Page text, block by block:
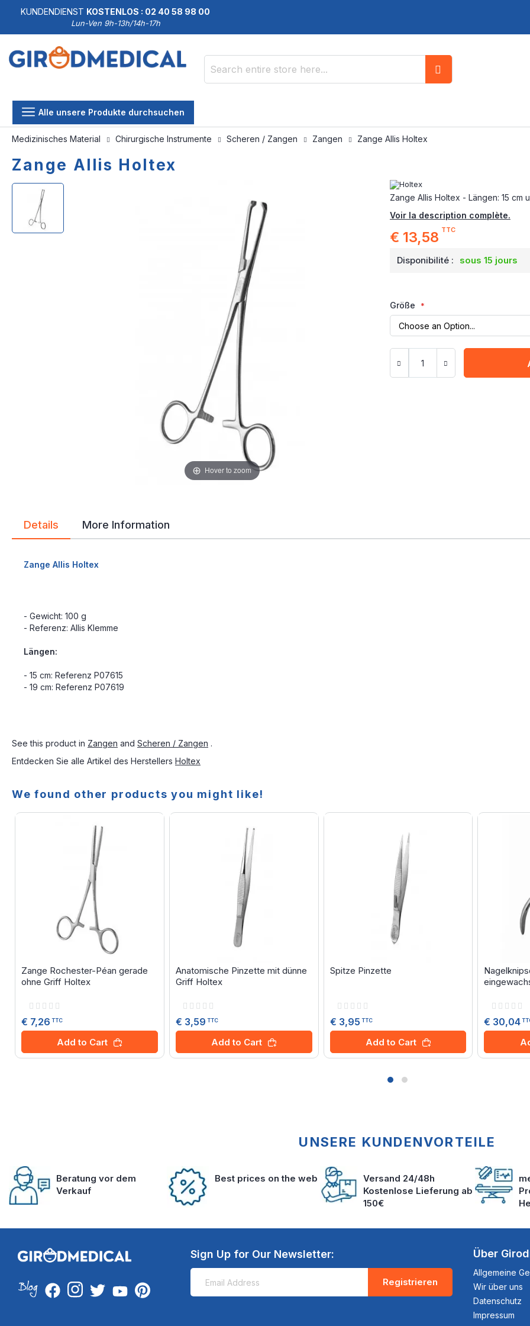
KUNDENDIENST KOSTENLOS : 02 40 58 98 00
Lun-Ven 9h-13h/14h-17h
Alle unsere Produkte durchsuchen
Medizinisches Material Chirurgische Instrumente Scheren / Zangen Zangen Zange Allis Holtex
Zange Allis Holtex
Zange Allis Holtex - Längen: 15 cm
Voir la description complète.
€ 13,58 TTC
Disponibilité : sous 15 jours
Größe
Skip
of
Skip
beginning
of
Hover to zoom
Details
Zange Allis Holtex
- Gewicht: 100 g
- Referenz: Allis Klemme
Längen:
- 15 cm: Referenz P07615
- 19 cm: Referenz P07619
More Information
See this product in Zangen and Scheren / Zangen .
Entdecken Sie alle Artikel des Herstellers Holtex
We found other products you might like!
Zange Rochester-Péan gerade
ohne Griff Holtex
Rating:
€ 7,26 TTC
Add to Cart
Anatomische Pinzette mit dünne
Griff Holtex
Rating:
€ 3,59 TTC
Add to Cart
Spitze Pinzette
Rating:
€ 3,95 TTC
Add to Cart
Rating:
€ 30,04
UNSERE KUNDENVORTEILE
Beratung vor dem
Verkauf
Best prices on the web
Versand 24/48h
Kostenlose Lieferung ab
150€
Sign Up for Our Newsletter:
Registrieren
Über
Allgemeine
Wir über uns
Datenschutz
Impressum